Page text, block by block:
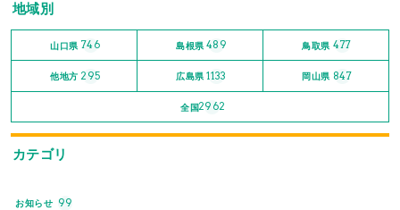
地域別
山口県 746 島根県 489 鳥取県 477
他地方 295 広島県 1133 岡山県 847
全国2962
カテゴリ
お知らせ 99